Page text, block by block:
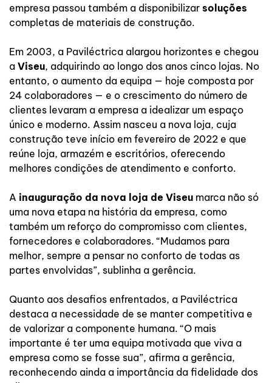
empresa passou também a disponibilizar soluções
completas de materiais de construção.
Em 2003, a Paviléctrica alargou horizontes e chegou
a Viseu, adquirindo ao longo dos anos cinco lojas. No
entanto, o aumento da equipa — hoje composta por
24 colaboradores — e o crescimento do número de
clientes levaram a empresa a idealizar um espaço
único e moderno. Assim nasceu a nova loja, cuja
construção teve início em fevereiro de 2022 e que
reúne loja, armazém e escritórios, oferecendo
melhores condições de atendimento e conforto.
A inauguração da nova loja de Viseu marca não só
uma nova etapa na história da empresa, como
também um reforço do compromisso com clientes,
fornecedores e colaboradores. “Mudamos para
melhor, sempre a pensar no conforto de todas as
partes envolvidas”, sublinha a gerência.
Quanto aos desafios enfrentados, a Paviléctrica
destaca a necessidade de se manter competitiva e
de valorizar a componente humana. “O mais
importante é ter uma equipa motivada que viva a
empresa como se fosse sua”, afirma a gerência,
reconhecendo ainda a importância da fidelidade dos